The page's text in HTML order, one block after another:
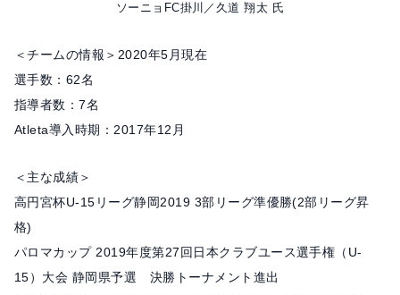
ソーニョFC掛川／久道 翔太 氏
＜チームの情報＞2020年5月現在
選手数：62名
指導者数：7名
Atleta導入時期：2017年12月
＜主な成績＞
高円宮杯U-15リーグ静岡2019 3部リーグ準優勝(2部リーグ昇
格)
パロマカップ 2019年度第27回日本クラブユース選手権（U-
15）大会 静岡県予選 決勝トーナメント進出